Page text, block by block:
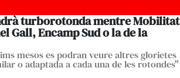
turborotonda mentre Mobilitat
Gall, Encamp Sud o la de la
mesos es podran veure altres glorietes
o adaptada a cada una de les rotondes"